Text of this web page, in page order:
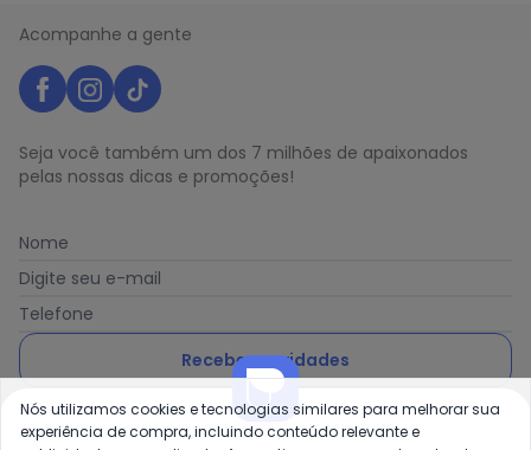
Acompanhe a gente
Seja você também um dos 7 milhões de apaixonados
pelas nossas dicas e promoções!
Nome
Digite seu e-mail
Telefone
Receber novidades
Ao enviar o cadastro, você concorda com a nossa Política
de Privacidade
Nós utilizamos cookies e tecnologias similares para melhorar sua
experiência de compra, incluindo conteúdo relevante e